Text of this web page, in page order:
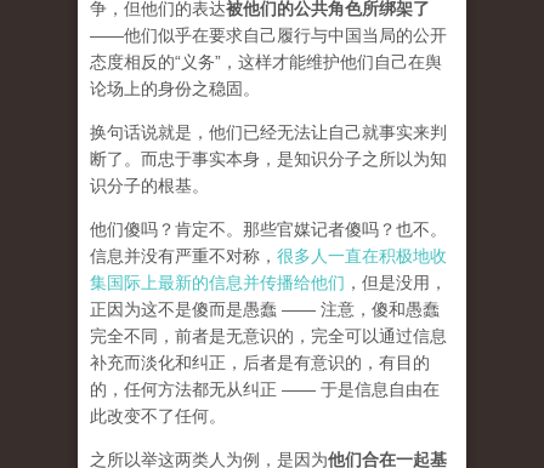
争，但他们的表达被他们的公共角色所绑架了
——他们似乎在要求自己履行与中国当局的公开
态度相反的“义务”，这样才能维护他们自己在舆
论场上的身份之稳固。
换句话说就是，他们已经无法让自己就事实来判
断了。而忠于事实本身，是知识分子之所以为知
识分子的根基。
他们傻吗？肯定不。那些官媒记者傻吗？也不。
信息并没有严重不对称， 很多人一直在积极地收
集国际上最新的信息并传播给他们 ，但是没用，
正因为这不是傻而是愚蠢 —— 注意，傻和愚蠢
完全不同，前者是无意识的，完全可以通过信息
补充而淡化和纠正，后者是有意识的，有目的
的，任何方法都无从纠正 —— 于是信息自由在
此改变不了任何。
之所以举这两类人为例，是因为他们合在一起基